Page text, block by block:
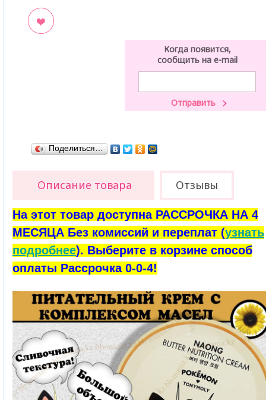
Когда появится,
сообщить на e-mail
Поделиться…
Описание товара Отзывы
На этот товар доступна РАССРОЧКА НА 4
МЕСЯЦА Без комиссий и переплат (узнать
подробнее). Выберите в корзине способ
оплаты Рассрочка 0-0-4!